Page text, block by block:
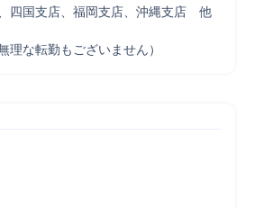
四国支店、福岡支店、沖縄支店　他
な転勤もございません）